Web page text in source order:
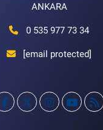
ANKARA
0 535 977 73 34
[email protected]